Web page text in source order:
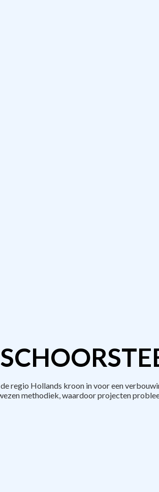
regio Hollands kroon in voor een
methodiek, waardoor projecten